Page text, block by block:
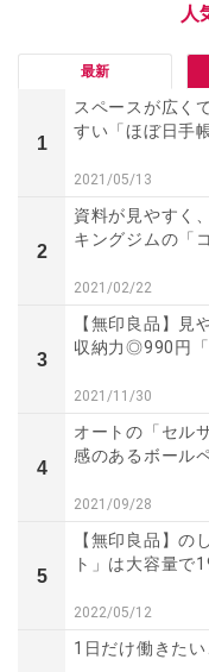
最新
1
スペースが広く
すい「ほぼ日手帳
2021/05/13
2
資料が見やすく
キングジムの「
2021/02/22
3
【無印良品】見
収納力◎990円「
2021/11/30
4
オートの「セル
感のあるボール
2021/09/28
5
【無印良品】の
ト」は大容量で
2022/05/12
1日だけ働きた